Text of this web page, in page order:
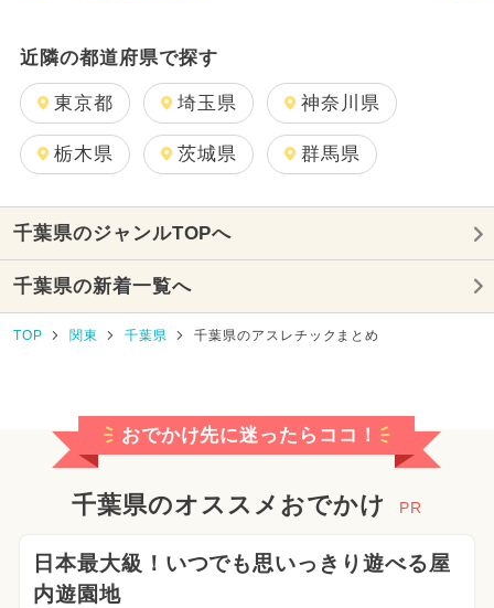
近隣の都道府県で探す
東京都 埼玉県 神奈川県
栃木県 茨城県 群馬県
千葉県のジャンルTOPへ
千葉県の新着一覧へ
TOP 関東 千葉県 千葉県のアスレチックまとめ
おでかけ先に迷ったらココ！
千葉県のオススメおでかけ PR
日本最大級！いつでも思いっきり遊べる屋
内遊園地